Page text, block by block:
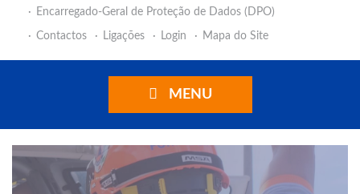
Encarregado-Geral de Proteção de Dados (DPO)
Contactos
Ligações Login Mapa do Site
MENU